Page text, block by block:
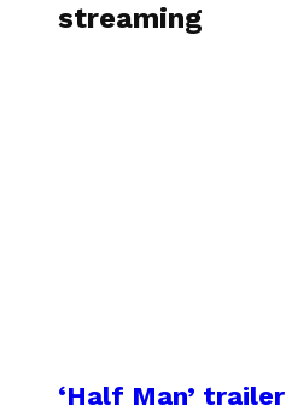
streaming
‘Half Man’ trailer